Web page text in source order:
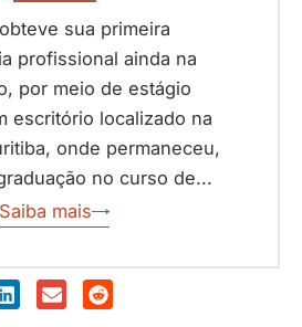
sua primeira
profissional ainda na
por meio de estágio
escritório localizado na
onde permaneceu,
no curso de...
Saiba mais